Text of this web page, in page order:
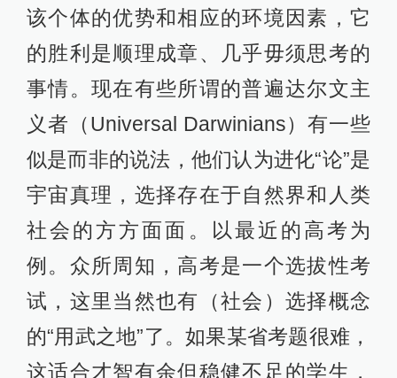
该个体的优势和相应的环境因素，它
的胜利是顺理成章、几乎毋须思考的
事情。现在有些所谓的普遍达尔文主
义者（Universal Darwinians）有一些
似是而非的说法，他们认为进化“论”是
宇宙真理，选择存在于自然界和人类
社会的方方面面。以最近的高考为
例。众所周知，高考是一个选拔性考
试，这里当然也有（社会）选择概念
的“用武之地”了。如果某省考题很难，
这适合才智有余但稳健不足的学生，